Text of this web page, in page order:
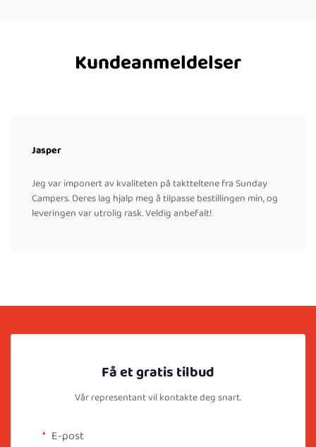
Kundeanmeldelser
Jasper
Jeg var imponert av kvaliteten på taktteltene fra Sunday
Campers. Deres lag hjalp meg å tilpasse bestillingen min, og
leveringen var utrolig rask. Veldig anbefalt!
Få et gratis tilbud
Vår representant vil kontakte deg snart.
E-post